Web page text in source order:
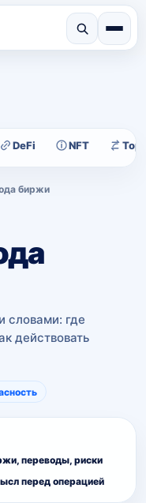
DeFi NFT
биржи
словами: где
действовать
переводы, риски
перед операцией